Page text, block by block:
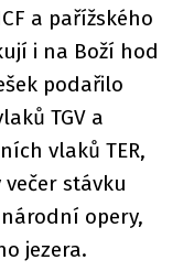
a pařížského
i na Boží hod
podařilo
TGV a
vlaků TER,
večer stávku
opery,
jezera.